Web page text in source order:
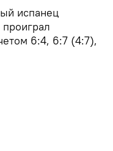
испанец
6:4, 6:7 (4:7),